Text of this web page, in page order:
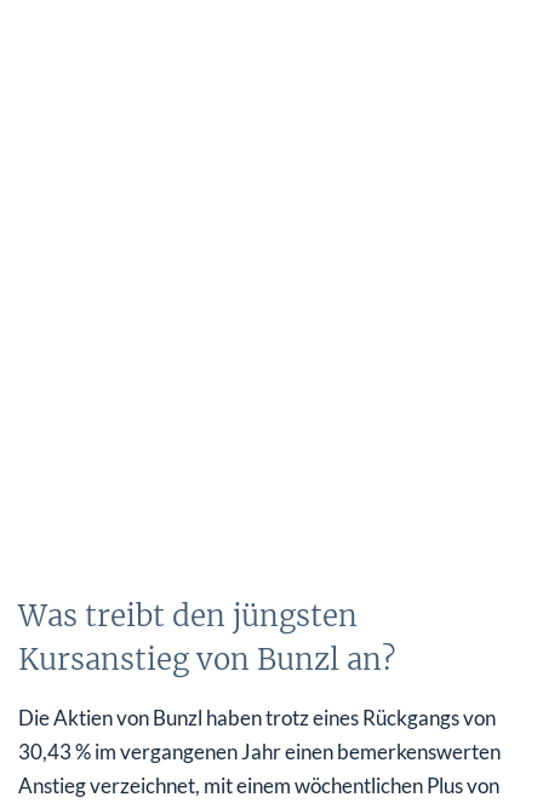
Was treibt den jüngsten
Kursanstieg von Bunzl an?
Die Aktien von Bunzl haben trotz eines Rückgangs von
30,43 % im vergangenen Jahr einen bemerkenswerten
Anstieg verzeichnet, mit einem wöchentlichen Plus von